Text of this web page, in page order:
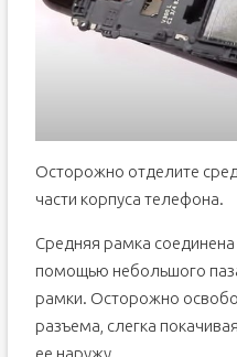
Осторожно отделите
части корпуса телефона.
Средняя рамка
помощью небольшого
рамки. Осторожно
разъема, слегка